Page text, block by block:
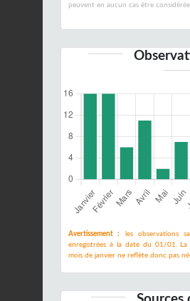
peuvent en aucun cas être
Avertissement :
les observations
enregistrées à la date du 01/01. La
mois de janvier ne reflète donc pas